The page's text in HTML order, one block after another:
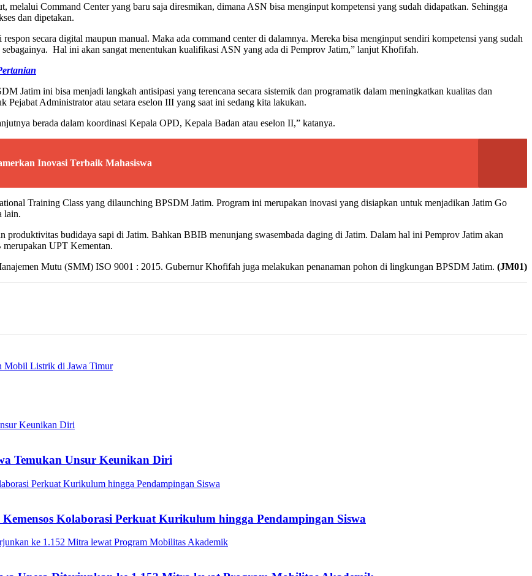
Command Center yang baru saja diresmikan, dimana ASN bisa menginput kompetensi yang sudah didapatkan. Sehingga
dan dipetakan.
secara digital maupun manual. Maka ada command center di dalamnya. Mereka bisa menginput sendiri kompetensi yang sudah
Hal ini akan sangat menentukan kualifikasi ASN yang ada di Pemprov Jatim,” lanjut Khofifah.
Jatim ini bisa menjadi langkah antisipasi yang terencana secara sistemik dan programatik dalam meningkatkan kualitas dan
Administrator atau setara eselon III yang saat ini sedang kita lakukan.
berada dalam koordinasi Kepala OPD, Kepala Badan atau eselon II,” katanya.
Inovasi Terbaik Mahasiswa
Training Class yang dilaunching BPSDM Jatim. Program ini merupakan inovasi yang disiapkan untuk menjadikan Jatim Go
lain.
budidaya sapi di Jatim. Bahkan BBIB menunjang swasembada daging di Jatim. Dalam hal ini Pemprov Jatim akan
UPT Kementan.
Mutu (SMM) ISO 9001 : 2015. Gubernur Khofifah juga melakukan penanaman pohon di lingkungan BPSDM Jatim. (JM01)
Mobil Listrik di Jawa Timur
Temukan Unsur Keunikan Diri
Kolaborasi Perkuat Kurikulum hingga Pendampingan Siswa